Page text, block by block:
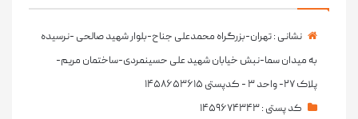
نشانی :تهران-بزرگراه محمدعلی جناح-بلوار شهید صالحی -نرسیده
به میدان سما-نبش خیابان شهید علی حسینمردی-ساختمان مریم-
پلاک ۲۷- واحد ۳ - کدپستی ۱۴۵۸۶۵۳۶۱۵
کد پستی :۱۴۵۹۶۷۴۳۴۳